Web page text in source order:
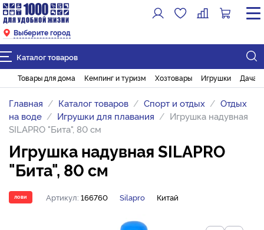
Выберите город
Каталог товаров
Товары для дома Кемпинг и туризм Хозтовары Игрушки Дача
Главная Каталог товаров Спорт и отдых
Отдых
на воде
Игрушки для плавания
Игрушка надувная
SILAPRO "Бита", 80 см
Игрушка надувная SILAPRO
"Бита", 80 см
ЛОВИ Артикул: 166760 Silapro Китай